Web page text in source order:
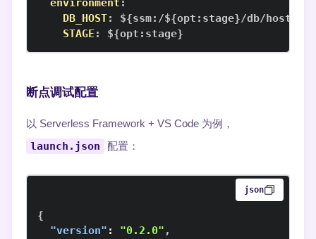
environment :
DB_HOST: ${ssm: /${opt : stage}/db/host
STAGE : ${opt : stage}
断点调试配置
以 Serverless Framework + VS Code 为例，
launch.json 配置：
json
{
"version" : "0.2.0" ,